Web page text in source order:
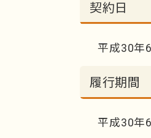
契約日
平成30年
履行期間
平成30年6